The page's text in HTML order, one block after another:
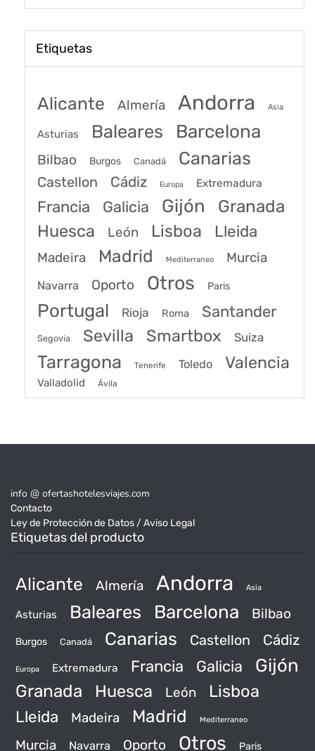
Etiquetas
Alicante Almería Andorra Asia
Asturias Baleares Barcelona
Bilbao Burgos Canadá Canarias
Castellon Cádiz Europa Extremadura
Francia Galicia Gijón Granada
Huesca León Lisboa Lleida
Madeira Madrid Mediterraneo Murcia
Navarra Oporto Otros Paris
Portugal Rioja Roma Santander
Segovia Sevilla Smartbox Suiza
Tarragona Tenerife Toledo Valencia
Valladolid Ávila
info @ ofertashotelesviajes.com
Contacto
Ley de Protección de Datos / Aviso Legal
Etiquetas del producto
Alicante Almería Andorra Asia
Asturias Baleares Barcelona Bilbao
Burgos Canadá Canarias Castellon Cádiz
Europa Extremadura Francia Galicia Gijón
Granada Huesca León Lisboa
Lleida Madeira Madrid Mediterraneo
Murcia Navarra Oporto Otros Paris